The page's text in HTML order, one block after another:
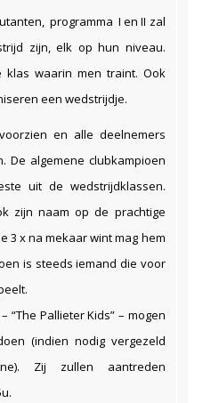
programma I en II zal
zijn, elk op hun niveau.
waarin men traint. Ook
een wedstrijdje.
en alle deelnemers
De algemene clubkampioen
uit de wedstrijdklassen.
zijn naam op de prachtige
3 x na mekaar wint mag hem
is steeds iemand die voor
“The Pallieter Kids” – mogen
(indien nodig vergezeld
Zij zullen aantreden